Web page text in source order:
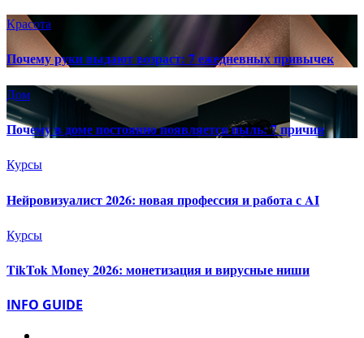
Красота
Почему руки выдают возраст: 7 ежедневных привычек
Дом
Почему в доме постоянно появляется пыль: 7 причин
Курсы
Нейровизуалист 2026: новая профессия и работа с AI
Курсы
TikTok Money 2026: монетизация и вирусные ниши
INFO GUIDE